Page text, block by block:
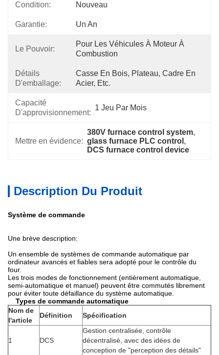
Condition: Nouveau
Garantie: Un An
Le Pouvoir:
Pour Les Véhicules À Moteur À
Combustion
Détails
D'emballage:
Casse En Bois, Plateau, Cadre En
Acier, Etc.
Capacité
D'approvisionnement:
1 Jeu Par Mois
Mettre en évidence:
380V furnace control system,
glass furnace PLC control ,
DCS furnace control device
Description Du Produit
Système de commande
Une brève description:
Un ensemble de systèmes de commande automatique par
ordinateur avancés et fiables sera adopté pour le contrôle du
four.
Les trois modes de fonctionnement (entièrement automatique,
semi-automatique et manuel) peuvent être commutés librement
pour éviter toute défaillance du système automatique.
Types de commande automatique
Nom de
l'article
Définition Spécification
1 DCS
Gestion centralisée, contrôle
décentralisé, avec des idées de
conception de "perception des détails"